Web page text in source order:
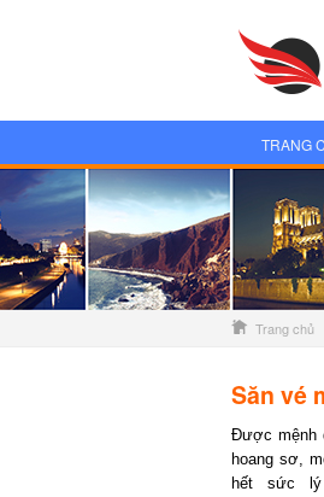
TRANG
Trang chủ
Săn vé
Được mệnh
hoang sơ,
hết sức lý